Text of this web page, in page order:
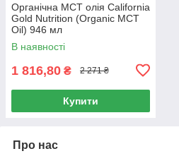
Органічна MCT олія California
Gold Nutrition (Organic MCT
Oil) 946 мл
В наявності
1 816,80 ₴ 2 271 ₴
Купити
Про нас